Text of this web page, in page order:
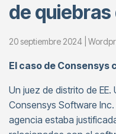
de quiebras
20 septiembre 2024 |
El caso de Consensys
Un juez de distrito de
Consensys Software
agencia estaba